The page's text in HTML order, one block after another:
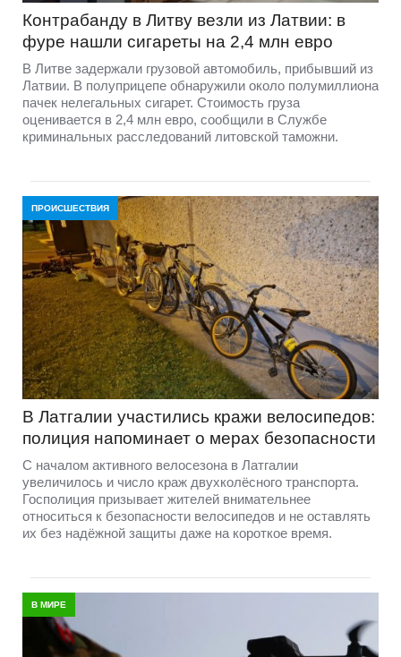
Контрабанду в Литву везли из Латвии: в
фуре нашли сигареты на 2,4 млн евро
В Литве задержали грузовой автомобиль, прибывший из
Латвии. В полуприцепе обнаружили около полумиллиона
пачек нелегальных сигарет. Стоимость груза
оценивается в 2,4 млн евро, сообщили в Службе
криминальных расследований литовской таможни.
ПРОИСШЕСТВИЯ
В Латгалии участились кражи велосипедов:
полиция напоминает о мерах безопасности
С началом активного велосезона в Латгалии
увеличилось и число краж двухколёсного транспорта.
Госполиция призывает жителей внимательнее
относиться к безопасности велосипедов и не оставлять
их без надёжной защиты даже на короткое время.
В МИРЕ